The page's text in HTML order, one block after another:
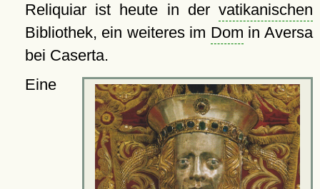
Reliquiar ist heute in der vatikanischen
Bibliothek, ein weiteres im Dom in Aversa
bei Caserta.
Eine